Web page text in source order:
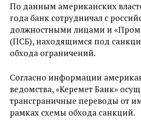
По данным американских
года банк сотрудничал с
должностными лицами и
(ПСБ), находящимся под
обхода ограничений.
Согласно информации
ведомства, «Керемет Банк»
трансграничные переводы от
рамках схемы обхода санкций.